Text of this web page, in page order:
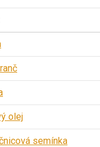
olej
semínka